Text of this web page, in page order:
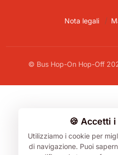
Nota legali
© Bus Hop-On Hop-Off
🍪 Accetti
Utilizziamo i cookie per
di navigazione. Puoi